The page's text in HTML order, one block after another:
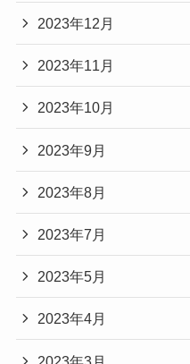
2023年12月
2023年11月
2023年10月
2023年9月
2023年8月
2023年7月
2023年5月
2023年4月